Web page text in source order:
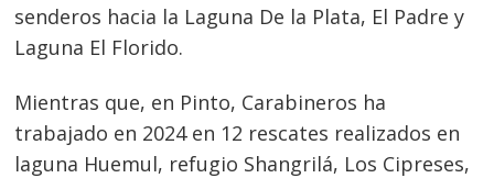
senderos hacia la Laguna De la Plata, El Padre y
Laguna El Florido.
Mientras que, en Pinto, Carabineros ha
trabajado en 2024 en 12 rescates realizados en
laguna Huemul, refugio Shangrilá, Los Cipreses,